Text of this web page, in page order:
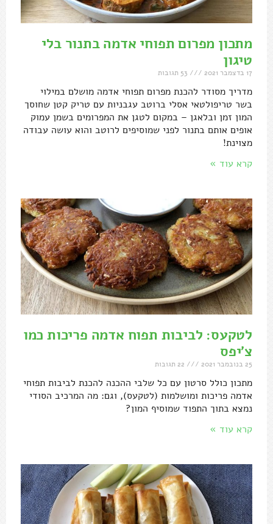
מתכון מפרום תפוחי אדמה בתנור בלי
טיגון
17 בדצמבר 2021
מדריך מסודר להכנת מפרום תפוחי אדמה מושלם במילוי
בשר טריפולטאי אסלי ברוטב עגבניות עם טריק קטן שחוסך
המון זמן ובלאגן – במקום לטגן את המפרומים בשמן עמוק
אופים אותם בתנור לפני שמוסיפים לרוטב והוא עושה עבודה
מצוינת!
קרא עוד »
לטקעס: לביבות תפוח אדמה פריכות כמו
צ'יפס
25 בנובמבר 2021
מתכון כולל סרטון עם כל שלבי ההכנה להכנת לביבות תפוחי
אדמה פריכות ומושלמות (לטקעס), וגם: מה המרכיב הסודי
נמצא בתוך התפוד שמוסיף המון?
קרא עוד »